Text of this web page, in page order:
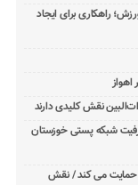
راهکاری برای ایجاد
نقش کلیدی دارند
شبکه پستی خوزستان
حمایت می کند / نقش